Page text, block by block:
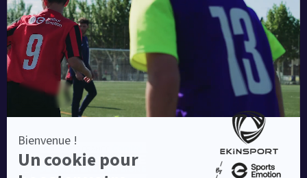
Une société de :